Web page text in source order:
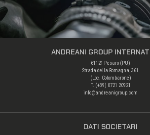
ANDREANI GROUP
61121 Pesaro (PU)
Strada della Romagna, 361
(Loc. Colombarone)
T. (+39) 0721 20921
info@andreanigroup.com
DATI SOCIETARI